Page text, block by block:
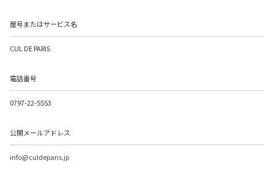
屋号またはサービス名
CUL DE PARIS
電話番号
0797-22-5553
公開メールアドレス
info@culdeparis.jp